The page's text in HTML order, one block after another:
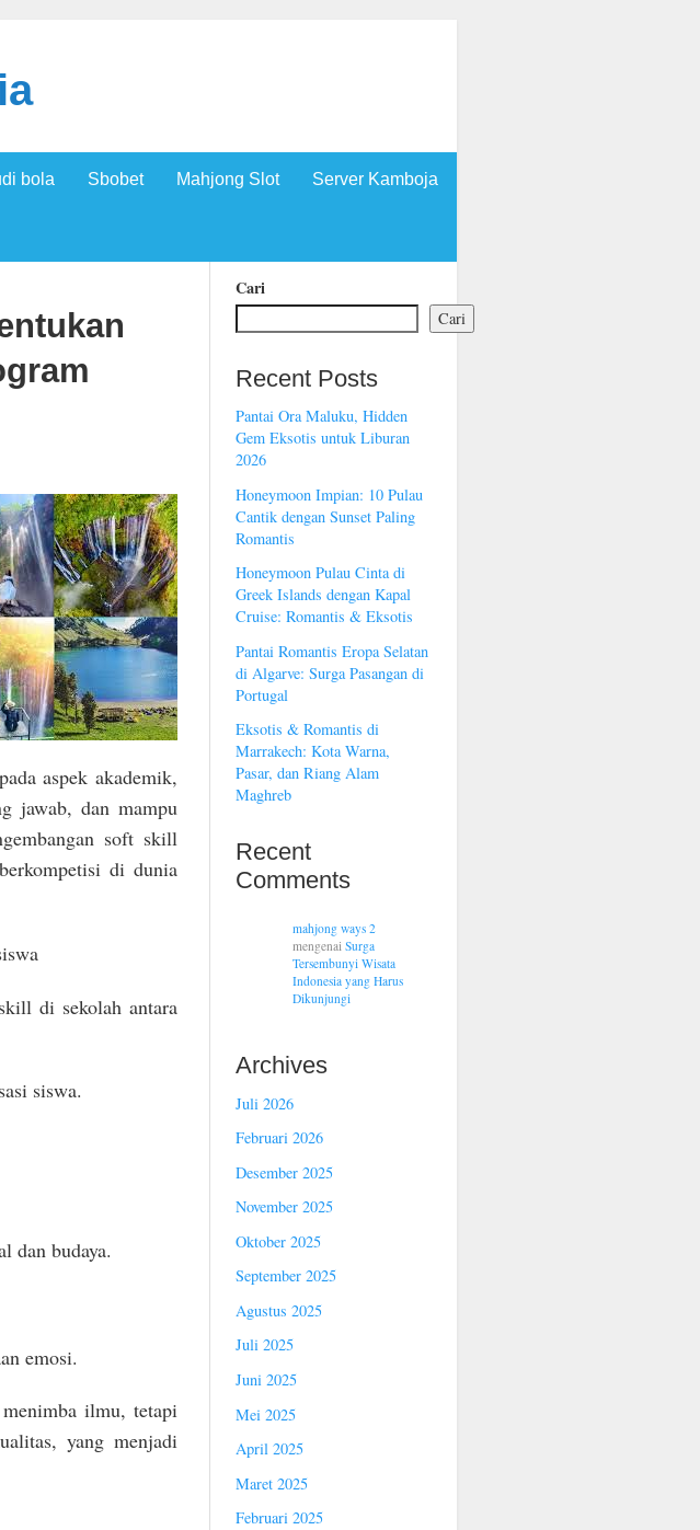
bola Sbobet Mahjong Slot Server Kamboja
aspek akademik,
jawab, dan mampu
soft skill
di dunia
di sekolah antara
siswa.
dan budaya.
emosi.
ilmu, tetapi
yang menjadi
Cari
Cari
Recent Posts
Pantai Ora Maluku, Hidden
Gem Eksotis untuk Liburan
2026
Honeymoon Impian: 10 Pulau
Cantik dengan Sunset Paling
Romantis
Honeymoon Pulau Cinta di
Greek Islands dengan Kapal
Cruise: Romantis & Eksotis
Pantai Romantis Eropa Selatan
di Algarve: Surga Pasangan di
Portugal
Eksotis & Romantis di
Marrakech: Kota Warna,
Pasar, dan Riang Alam
Maghreb
Recent
Comments
mahjong ways 2
mengenai Surga
Tersembunyi Wisata
Indonesia yang Harus
Dikunjungi
Archives
Juli 2026
Februari 2026
Desember 2025
November 2025
Oktober 2025
September 2025
Agustus 2025
Juli 2025
Juni 2025
Mei 2025
April 2025
Maret 2025
Februari 2025